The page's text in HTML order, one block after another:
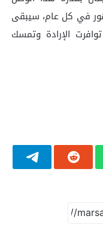
في كل عام، سيبقى
الإرادة وتمسك